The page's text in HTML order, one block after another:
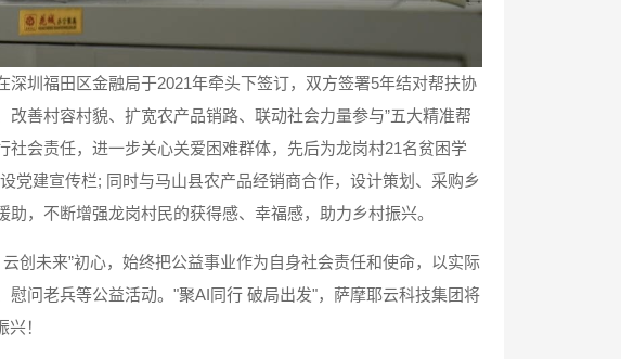
圳福田区金融局于2021年牵头下签订，双方签署5年结对帮扶协
改善村容村貌、扩宽农产品销路、联动社会力量参与”五大精准帮
会责任，进一步关心关爱困难群体，先后为龙岗村21名贫困学
党建宣传栏; 同时与马山县农产品经销商合作，设计策划、采购乡
，不断增强龙岗村民的获得感、幸福感，助力乡村振兴。
创未来”初心，始终把公益事业作为自身社会责任和使命，以实际
问老兵等公益活动。"聚AI同行 破局出发"，萨摩耶云科技集团将
！